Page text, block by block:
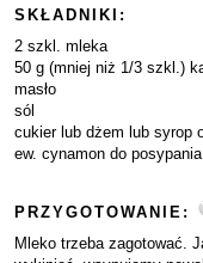
SKŁADNIKI:
2 szkl. mleka
50 g (mniej niż 1/3 szkl.)
masło
sól
cukier lub dżem lub syrop
ew. cynamon do posypania
PRZYGOTOWANIE:
Mleko trzeba zagotować.